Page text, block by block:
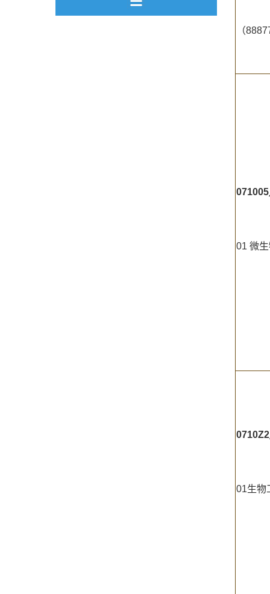
（
071005
01 微
0710Z2
01生物